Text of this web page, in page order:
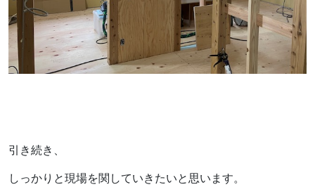
引き続き、
しっかりと現場を関していきたいと思います。